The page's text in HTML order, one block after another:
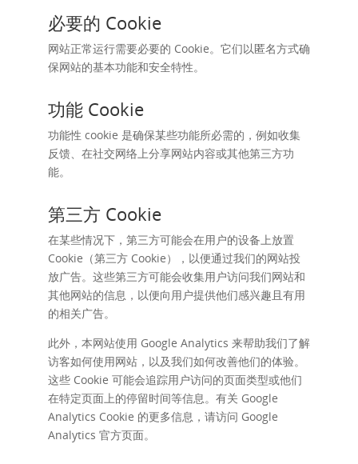
必要的 Cookie
网站正常运行需要必要的 Cookie。它们以匿名方式确
保网站的基本功能和安全特性。
功能 Cookie
功能性 cookie 是确保某些功能所必需的，例如收集
反馈、在社交网络上分享网站内容或其他第三方功
能。
第三方 Cookie
在某些情况下，第三方可能会在用户的设备上放置
Cookie（第三方 Cookie），以便通过我们的网站投
放广告。这些第三方可能会收集用户访问我们网站和
其他网站的信息，以便向用户提供他们感兴趣且有用
的相关广告。
此外，本网站使用 Google Analytics 来帮助我们了解
访客如何使用网站，以及我们如何改善他们的体验。
这些 Cookie 可能会追踪用户访问的页面类型或他们
在特定页面上的停留时间等信息。有关 Google
Analytics Cookie 的更多信息，请访问 Google
Analytics 官方页面。